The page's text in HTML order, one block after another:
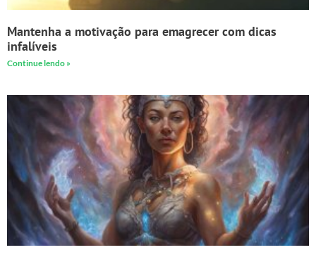
Mantenha a motivação para emagrecer com dicas
infalíveis
Continue lendo »